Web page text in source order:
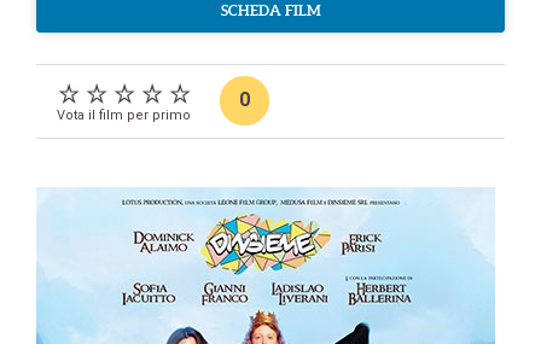
SCHEDA FILM
Vota il film per primo
0